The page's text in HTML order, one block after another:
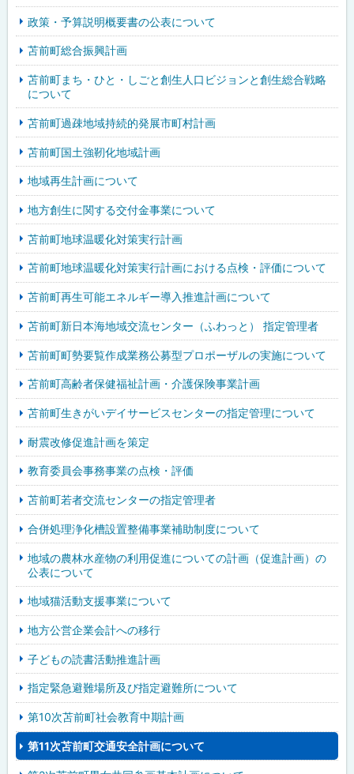
政策・予算説明概要書の公表について
苫前町総合振興計画
苫前町まち・ひと・しごと創生人口ビジョンと創生総合戦略
について
苫前町過疎地域持続的発展市町村計画
苫前町国土強靭化地域計画
地域再生計画について
地方創生に関する交付金事業について
苫前町地球温暖化対策実行計画
苫前町地球温暖化対策実行計画における点検・評価について
苫前町再生可能エネルギー導入推進計画について
苫前町新日本海地域交流センター（ふわっと） 指定管理者
苫前町町勢要覧作成業務公募型プロポーザルの実施について
苫前町高齢者保健福祉計画・介護保険事業計画
苫前町生きがいデイサービスセンターの指定管理について
耐震改修促進計画を策定
教育委員会事務事業の点検・評価
苫前町若者交流センターの指定管理者
合併処理浄化槽設置整備事業補助制度について
地域の農林水産物の利用促進についての計画（促進計画）の
公表について
地域猫活動支援事業について
地方公営企業会計への移行
子どもの読書活動推進計画
指定緊急避難場所及び指定避難所について
第10次苫前町社会教育中期計画
第11次苫前町交通安全計画について